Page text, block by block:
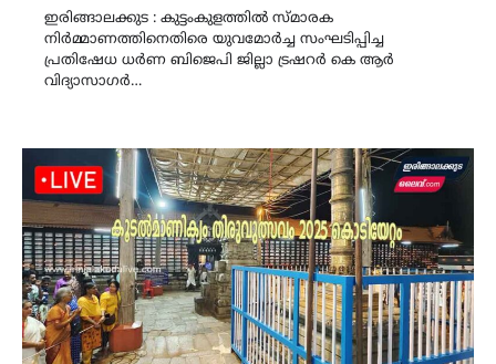
ഇരിങ്ങാലക്കുട : കുട്ടംകുളത്തിൽ സ്മാരക
നിർമ്മാണത്തിനെതിരെ യുവമോർച്ച സംഘടിപ്പിച്ച
പ്രതിഷേധ ധർണ ബിജെപി ജില്ലാ ട്രഷറർ കെ ആർ
വിദ്യാസാഗർ…